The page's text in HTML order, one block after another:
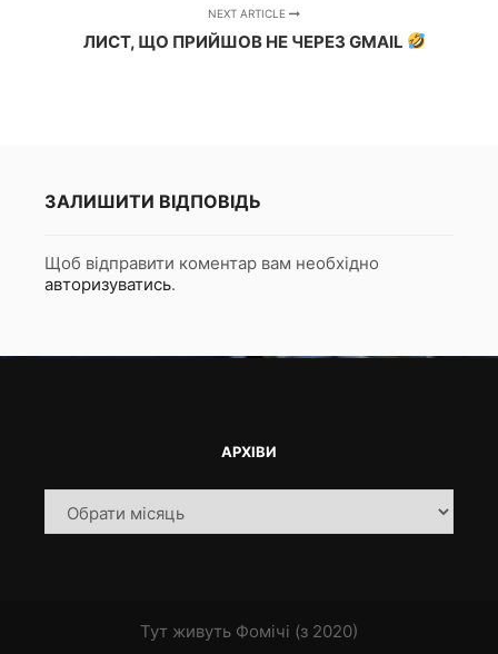
NEXT ARTICLE
ЛИСТ, ЩО ПРИЙШОВ НЕ ЧЕРЕЗ GMAIL
ЗАЛИШИТИ ВІДПОВІДЬ
Щоб відправити коментар вам необхідно
авторизуватись.
АРХІВИ
Архіви
Тут живуть Фомічі (з 2020)